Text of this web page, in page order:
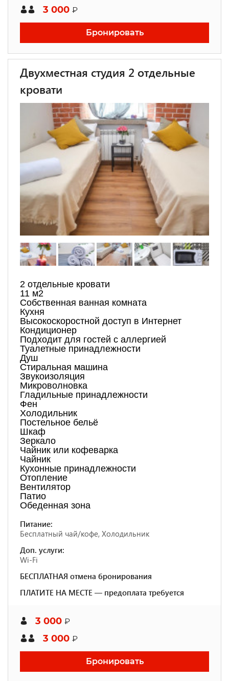
3 000 ₽
Бронировать
Двухместная студия 2 отдельные
кровати
2 отдельные кровати
11 м2
Собственная ванная комната
Кухня
Высокоскоростной доступ в Интернет
Кондиционер
Подходит для гостей с аллергией
Туалетные принадлежности
Душ
Стиральная машина
Звукоизоляция
Микроволновка
Гладильные принадлежности
Фен
Холодильник
Постельное бельё
Шкаф
Зеркало
Чайник или кофеварка
Чайник
Кухонные принадлежности
Отопление
Вентилятор
Патио
Обеденная зона
Питание:
Бесплатный чай/кофе, Холодильник
Доп. услуги:
Wi-Fi
БЕСПЛАТНАЯ отмена бронирования
ПЛАТИТЕ НА МЕСТЕ — предоплата требуется
3 000 ₽
3 000 ₽
Бронировать